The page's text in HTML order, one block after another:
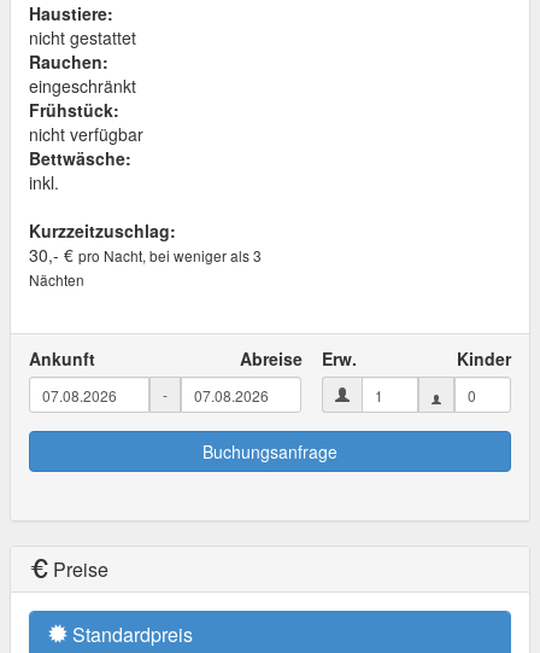
Haustiere:
nicht gestattet
Rauchen:
eingeschränkt
Frühstück:
nicht verfügbar
Bettwäsche:
inkl.
Kurzzeitzuschlag:
30,- € pro Nacht, bei weniger als 3
Nächten
Ankunft Abreise
-
Erw. Kinder
Buchungsanfrage
Preise
Standardpreis